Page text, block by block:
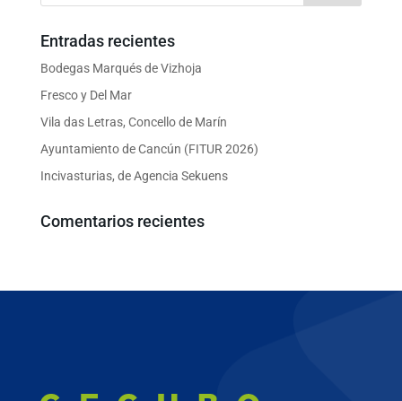
Entradas recientes
Bodegas Marqués de Vizhoja
Fresco y Del Mar
Vila das Letras, Concello de Marín
Ayuntamiento de Cancún (FITUR 2026)
Incivasturias, de Agencia Sekuens
Comentarios recientes